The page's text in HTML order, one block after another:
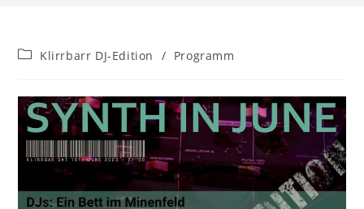
Beitrags-
Klirrbarr DJ-Edition / Programm